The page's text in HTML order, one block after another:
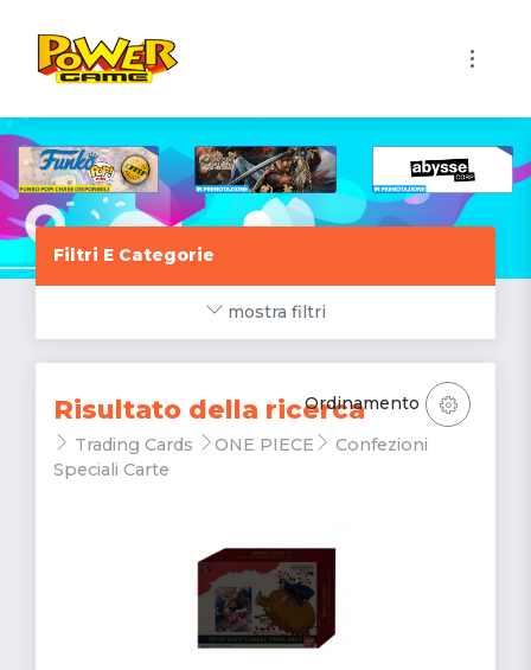
Filtri E Categorie
mostra filtri
Risultato della ricerca
Trading Cards ONE PIECE
Confezioni
Speciali Carte
Ordinamento